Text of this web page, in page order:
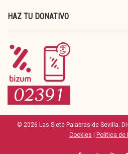
HAZ TU DONATIVO
© 2026 Las Siete Palabras de Sevilla.
Cookies
Politica de